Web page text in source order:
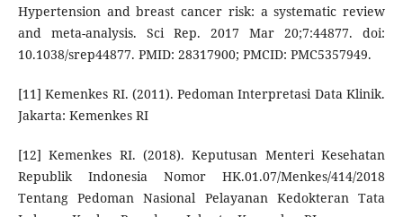
Hypertension and breast cancer risk: a systematic review
and meta-analysis. Sci Rep. 2017 Mar 20;7:44877. doi:
10.1038/srep44877. PMID: 28317900; PMCID: PMC5357949.
[11] Kemenkes RI. (2011). Pedoman Interpretasi Data Klinik.
Jakarta: Kemenkes RI
[12] Kemenkes RI. (2018). Keputusan Menteri Kesehatan
Republik Indonesia Nomor HK.01.07/Menkes/414/2018
Tentang Pedoman Nasional Pelayanan Kedokteran Tata